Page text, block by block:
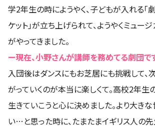
学2年生の時にようやく、子どもが入れる「
ケット」が立ち上げられて、ようやくミュー
がやってきました。
ー現在、小野さんが講師を務めてる劇団で
入団後はダンスにもお芝居にも挑戦して、
がっていくのが本当に楽しくて。高校2年生
生きていこうと心に決めました。より大き
い…と思った時に、たまたまイギリス人の